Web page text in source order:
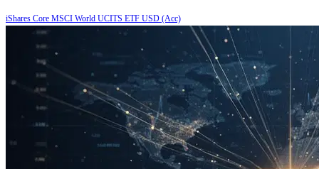
iShares Core MSCI World UCITS ETF USD (Acc)